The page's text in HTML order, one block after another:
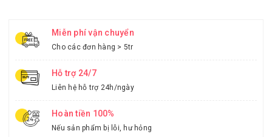
Miễn phí vận chuyển
Cho các đơn hàng > 5tr
Hỗ trợ 24/7
Liên hệ hỗ trợ 24h/ngày
Hoàn tiền 100%
Nếu sản phẩm bị lỗi, hư hỏng